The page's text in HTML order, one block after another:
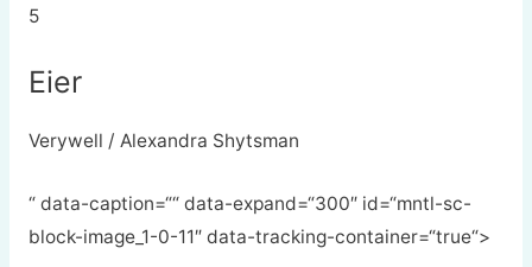
5
Eier
Verywell / Alexandra Shytsman
“ data-caption=““ data-expand=“300″ id=“mntl-sc-
block-image_1-0-11″ data-tracking-container=“true“>